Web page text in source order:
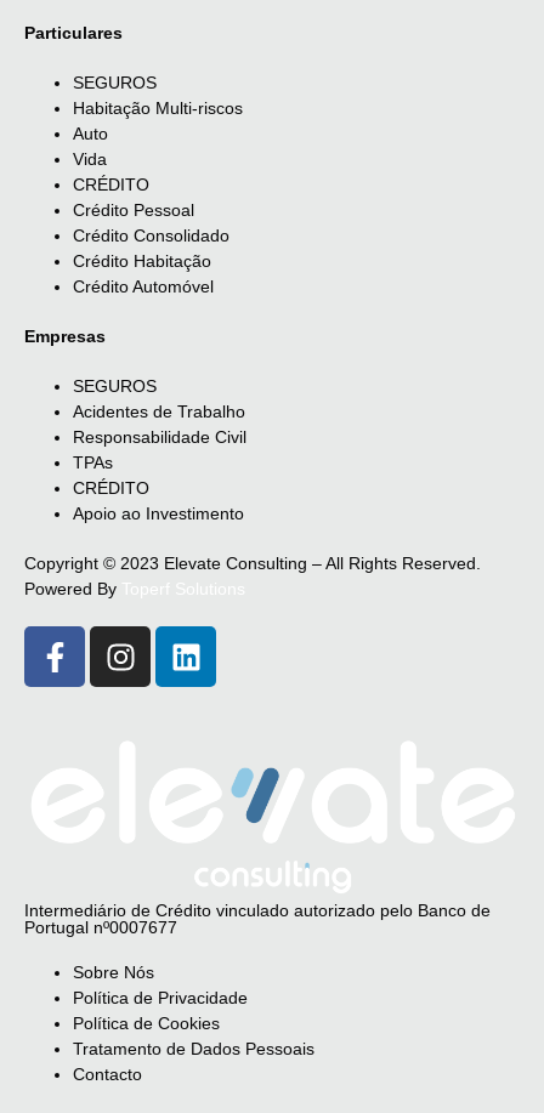
Particulares
SEGUROS
Habitação Multi-riscos
Auto
Vida
CRÉDITO
Crédito Pessoal
Crédito Consolidado
Crédito Habitação
Crédito Automóvel
Empresas
SEGUROS
Acidentes de Trabalho
Responsabilidade Civil
TPAs
CRÉDITO
Apoio ao Investimento
Copyright © 2023 Elevate Consulting – All Rights Reserved.
Powered By
Intermediário de Crédito vinculado autorizado pelo Banco de
Portugal nº0007677
Sobre Nós
Política de Privacidade
Política de Cookies
Tratamento de Dados Pessoais
Contacto